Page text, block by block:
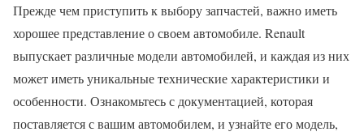
Прежде чем приступить к выбору запчастей, важно иметь
хорошее представление о своем автомобиле. Renault
выпускает различные модели автомобилей, и каждая из них
может иметь уникальные технические характеристики и
особенности. Ознакомьтесь с документацией, которая
поставляется с вашим автомобилем, и узнайте его модель,